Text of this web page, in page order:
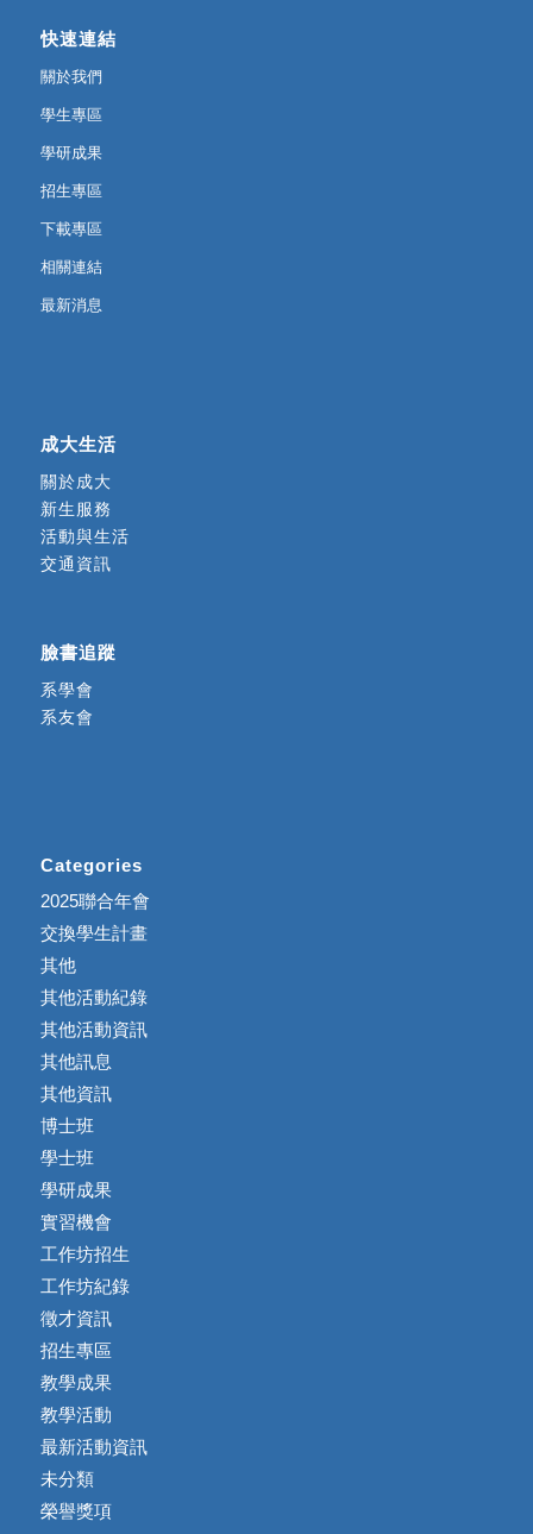
快速連結
關於我們
學生專區
學研成果
招生專區
下載專區
相關連結
最新消息
成大生活
關於成大
新生服務
活動與生活
交通資訊
臉書追蹤
系學會
系友會
Categories
2025聯合年會
交換學生計畫
其他
其他活動紀錄
其他活動資訊
其他訊息
其他資訊
博士班
學士班
學研成果
實習機會
工作坊招生
工作坊紀錄
徵才資訊
招生專區
教學成果
教學活動
最新活動資訊
未分類
榮譽獎項